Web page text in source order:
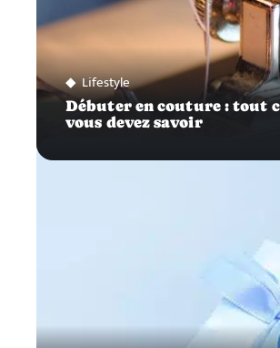
Lifestyle
Débuter en couture : tout
vous devez savoir